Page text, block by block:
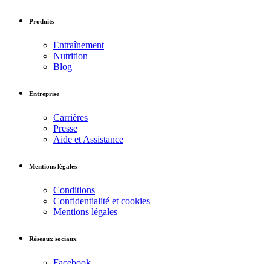
Produits
Entraînement
Nutrition
Blog
Entreprise
Carrières
Presse
Aide et Assistance
Mentions légales
Conditions
Confidentialité et cookies
Mentions légales
Réseaux sociaux